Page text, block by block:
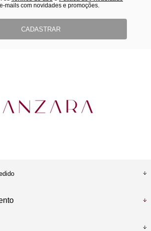
mails com novidades e promoções.
CADASTRAR